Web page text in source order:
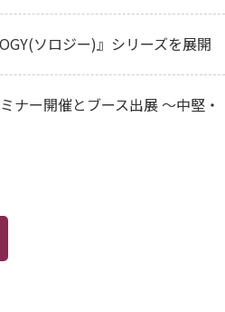
ソロジー)』シリーズを展開
ナー開催とブース出展 ～中堅・